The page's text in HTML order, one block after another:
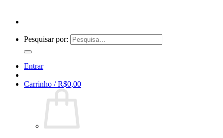
Pesquisar por:
Entrar
Carrinho /R$0,00